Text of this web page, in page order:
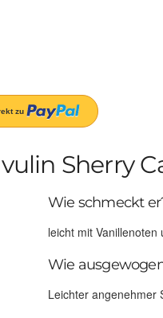
Sherry
Wie schmeckt
leicht mit
Wie
Leichter angenehmer